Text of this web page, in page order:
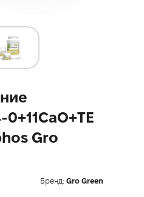
Gro
Бренд: Gro Green